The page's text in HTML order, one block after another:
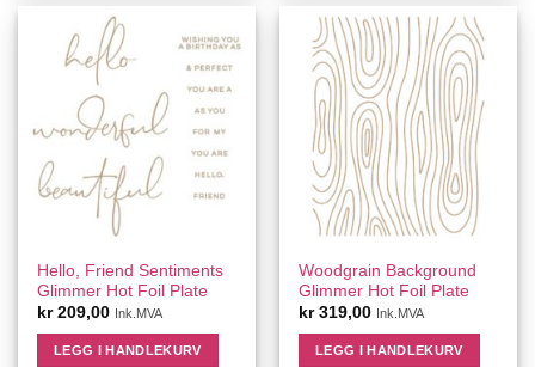
Hello, Friend Sentiments
Glimmer Hot Foil Plate
kr209,00 Ink.MVA
LEGG I HANDLEKURV
Woodgrain Background
Glimmer Hot Foil Plate
kr319,00 Ink.MVA
LEGG I HANDLEKURV